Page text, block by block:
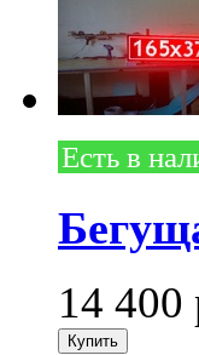
Есть в
14 400